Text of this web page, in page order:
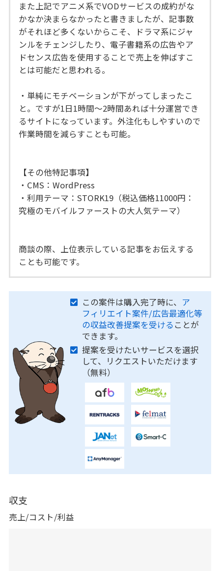
また上記でアニメ系でVODサービスの成約がな
かなか決まらなかったと書きましたが、記事数
がそれほど多くないからこそ、ドラマ系にジャ
ンルをチェンジしたり、電子書籍系の広告やア
ドセンス広告を使用することで売上を伸ばすこ
とは可能だと思われる。
・単純にモチベーションが下がってしまったこ
と。ですが1日1時間〜2時間あれば十分運営でき
るサイトになっています。外注化もしやすいので
作業時間を減らすことも可能。
【その他特記事項】
・CMS：WordPress
・利用テーマ：STORK19（税込価格11000円：
究極のモバイルファーストの大人気テーマ）
商談の際、上位表示している記事をお伝えする
ことも可能です。
この案件は購入完了時に、 ア
フィリエイト案件/広告最適化等
の収益改善提案を受ける ことが
できます。
提案を受けたいサービスを選択
して、リクエストいただけます
（無料）
収支
売上/コスト/利益